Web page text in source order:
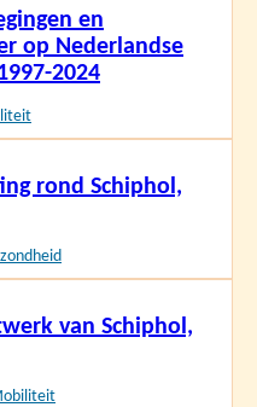
en
op Nederlandse
2024
rond Schiphol,
van Schiphol,